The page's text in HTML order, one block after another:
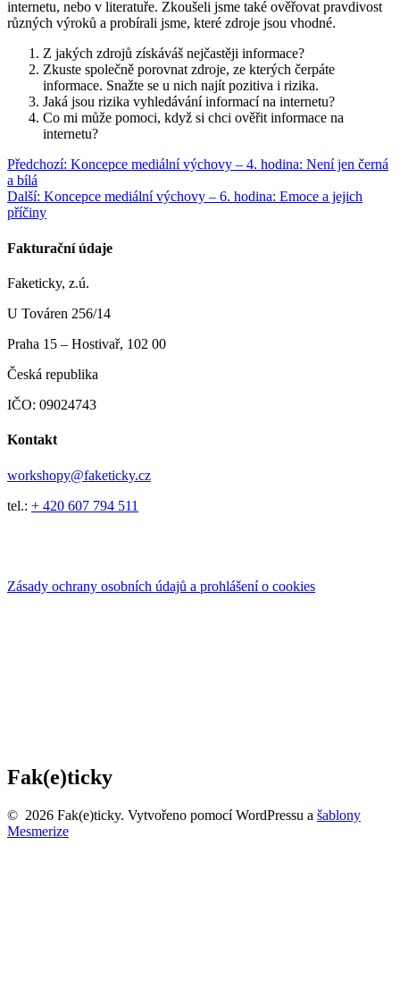
internetu, nebo v literatuře. Zkoušeli jsme také ověřovat pravdivost
různých výroků a probírali jsme, které zdroje jsou vhodné.
Z jakých zdrojů získáváš nejčastěji informace?
Zkuste společně porovnat zdroje, ze kterých čerpáte
informace. Snažte se u nich najít pozitiva i rizika.
Jaká jsou rizika vyhledávání informací na internetu?
Co mi může pomoci, když si chci ověřit informace na
internetu?
Navigace
pro
příspěvek
Předchozí: Předchozí
Koncepce mediální výchovy – 4. hodina: Není jen černá
a bílá
Další: Další
příspěvek:
Koncepce mediální výchovy – 6. hodina: Emoce a jejich
příčiny
Fakturační údaje
Faketicky, z.ú.
U Továren 256/14
Praha 15 – Hostivař, 102 00
Česká republika
IČO: 09024743
Kontakt
workshopy@faketicky.cz
tel.: + 420 607 794 511
Zásady ochrany osobních údajů a prohlášení o cookies
Fak(e)ticky
© 2026 Fak(e)ticky. Vytvořeno pomocí WordPressu a šablony
Mesmerize